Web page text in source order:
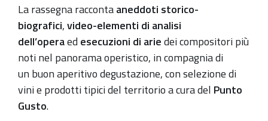
21T20:30:00+01:00
Giovedì
in
Villa,
la
programmazione
La rassegna raccontaaneddoti storico-
biografici,video-elementi di analisi
dell’operaed esecuzioni di ariedei compositori più
noti nel panorama operistico, in compagnia di
un buon aperitivo degustazione, con selezione di
vini e prodotti tipici del territorio a cura del Punto
Gusto.